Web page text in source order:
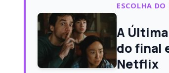
ESCOLHA DO
A
do final
Netflix